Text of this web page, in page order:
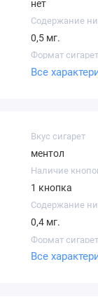
нет
Содержание
0,5 мг.
Формат сигарет
Суперслим
Все
Вкус сигарет
ментол
Наличие
1 кнопка
Содержание
0,4 мг.
Формат сигарет
Суперслим
Все